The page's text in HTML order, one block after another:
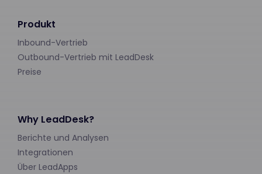
Produkt
Inbound-Vertrieb
Outbound-Vertrieb mit LeadDesk
Preise
Why LeadDesk?
Berichte und Analysen
Integrationen
Über LeadApps